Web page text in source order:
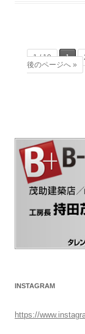
1 / 19 1
後のページへ »
INSTAGRAM
https://